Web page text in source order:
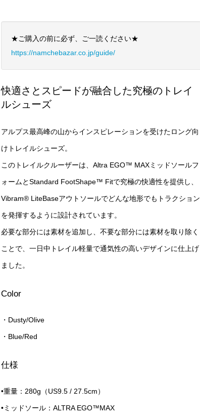
★ご購入の前に必ず、ご一読ください★
https://namchebazar.co.jp/guide/
快適さとスピードが融合した究極のトレイ
ルシューズ
アルプス最高峰の山からインスピレーションを受けたロング向
けトレイルシューズ。
このトレイルクルーザーは、Altra EGO™ MAXミッドソールフ
ォームとStandard FootShape™ Fitで究極の快適性を提供し、
Vibram® LiteBaseアウトソールでどんな地形でもトラクション
を発揮するように設計されています。
必要な部分には素材を追加し、不要な部分には素材を取り除く
ことで、一日中トレイル軽量で通気性の高いデザインに仕上げ
ました。
Color
・Dusty/Olive
・Blue/Red
仕様
•重量：280g （US9.5 / 27.5cm）
•ミッドソール：ALTRA EGO™MAX